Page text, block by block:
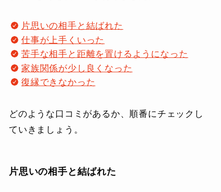
片思いの相手と結ばれた
仕事が上手くいった
苦手な相手と距離を置けるようになった
家族関係が少し良くなった
復縁できなかった
どのような口コミがあるか、順番にチェックし
ていきましょう。
片思いの相手と結ばれた